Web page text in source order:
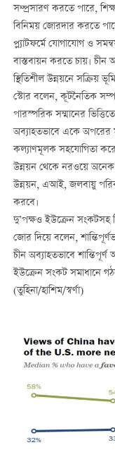
সম্প্রসারণ করতে পারে,
বিনিময় জোরদার করতে
প্ল্যাটফর্মে যোগাযোগ ও
বাস্তবায়ন করতে চায়।
স্থিতিশীল উন্নয়নে সক্রিয়
স্টোর বলেন, কূটনৈতিক
পারস্পরিক সম্মানের
অব্যাহতভাবে একে অপরের
কল্যাণমূলক সহযোগিতা
উন্নয়ন থেকে নরওয়ে
উন্নয়ন, এআই, জলবায়ু
করবে।
দু’পক্ষও ইউক্রেন সংকটসহ
জোর দিয়ে বলেন,
চীন অব্যাহতভাবে
ইউক্রেন সংকট সমাধানে
(তুহিনা/হাশিম/স্বর্ণা)